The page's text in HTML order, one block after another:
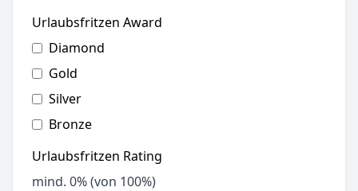
Urlaubsfritzen Award
Diamond
Gold
Silver
Bronze
Urlaubsfritzen Rating
mind. 0% (von 100%)